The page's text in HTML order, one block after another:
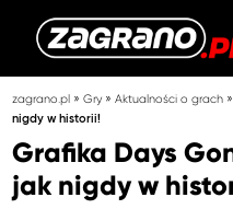
zagrano.pl »Gry»Aktualności o grach
nigdy w historii!
Grafika Days
jak nigdy w